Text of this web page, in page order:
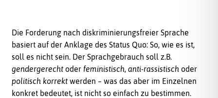
Die Forderung nach diskriminierungsfreier Sprache
basiert auf der Anklage des Status Quo: So, wie es ist,
soll es nicht sein. Der Sprachgebrauch soll z.B.
gendergerecht oder feministisch, anti-rassistisch oder
politisch korrekt werden – was das aber im Einzelnen
konkret bedeutet, ist nicht so einfach zu bestimmen.